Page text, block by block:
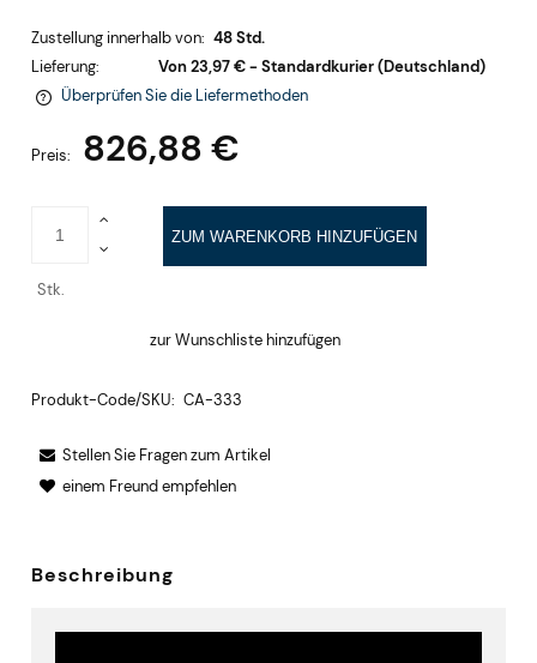
Zustellung innerhalb von: 48 Std.
Lieferung:
Von 23,97 € - Standardkurier (Deutschland)
Überprüfen Sie die Liefermethoden
Preis: 826,88 €
Stk.
ZUM WARENKORB HINZUFÜGEN
zur Wunschliste hinzufügen
Produkt-Code/SKU: CA-333
Stellen Sie Fragen zum Artikel
einem Freund empfehlen
Beschreibung